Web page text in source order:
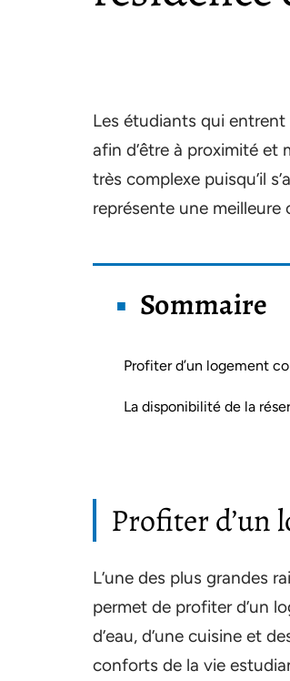
Les étudiants qui
afin d’être à proximité et
très complexe puisqu’il
représente une
Sommaire
Profiter d’un logement
La disponibilité de la
Profiter d’un
L’une des plus grandes
permet de profiter d’un
d’eau, d’une cuisine et
conforts de la vie